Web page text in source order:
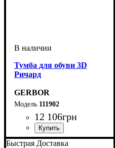
Тумба для обуви 3D
Ричард
GERBOR
111902
12 106грн
Быстрая Доставка